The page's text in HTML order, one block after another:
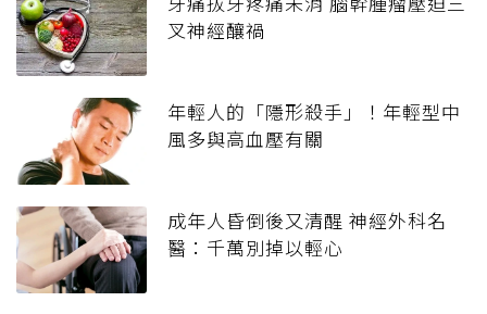
叉神經釀禍
年輕人的「隱形殺手」！年輕型中
風多與高血壓有關
成年人昏倒後又清醒 神經外科名
醫：千萬別掉以輕心